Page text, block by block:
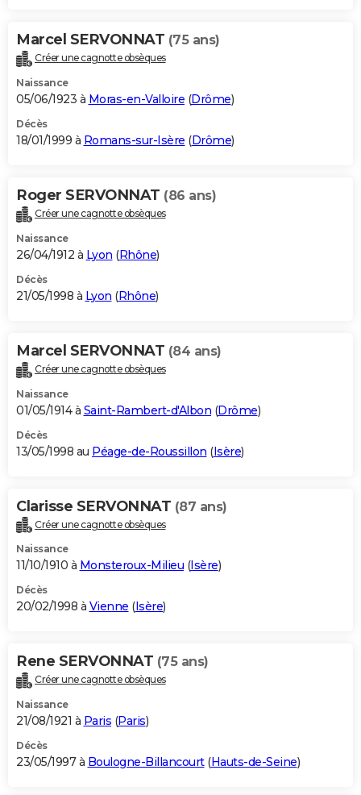
Marcel SERVONNAT (75 ans)
Créer une cagnotte obsèques
Naissance
05/06/1923 à Moras-en-Valloire (Drôme)
Décès
18/01/1999 à Romans-sur-Isère (Drôme)
Roger SERVONNAT (86 ans)
Créer une cagnotte obsèques
Naissance
26/04/1912 à Lyon (Rhône)
Décès
21/05/1998 à Lyon (Rhône)
Marcel SERVONNAT (84 ans)
Créer une cagnotte obsèques
Naissance
01/05/1914 à Saint-Rambert-d'Albon (Drôme)
Décès
13/05/1998 au Péage-de-Roussillon (Isère)
Clarisse SERVONNAT (87 ans)
Créer une cagnotte obsèques
Naissance
11/10/1910 à Monsteroux-Milieu (Isère)
Décès
20/02/1998 à Vienne (Isère)
Rene SERVONNAT (75 ans)
Créer une cagnotte obsèques
Naissance
21/08/1921 à Paris (Paris)
Décès
23/05/1997 à Boulogne-Billancourt(Hauts-de-Seine)